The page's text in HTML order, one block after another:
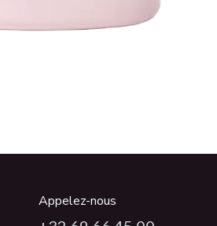
Appelez-nous